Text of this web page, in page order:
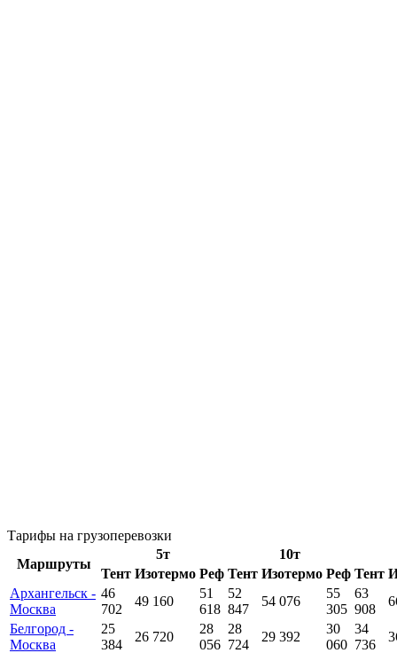
Тарифы на грузоперевозки
Маршруты
5т
10т
Тент Изотермо Реф Тент Изотермо Реф Тент
Архангельск -
Москва
46
702
49 160
51
618
52
847
54 076
55
305
63
908
Белгород -
Москва
25
384
26 720
28
056
28
724
29 392
30
060
34
736